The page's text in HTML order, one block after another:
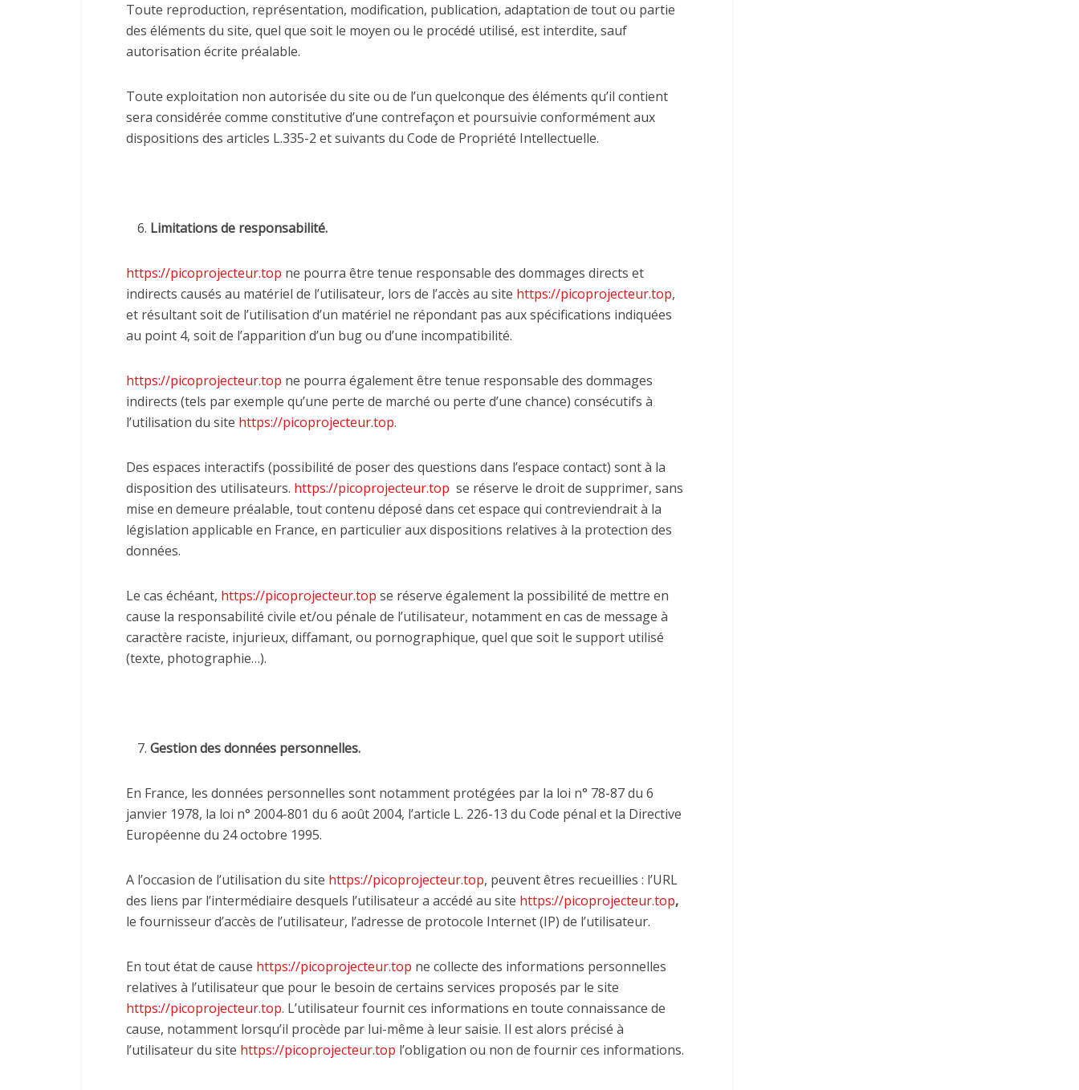
Toute reproduction, représentation, modification, publication, adaptation de tout ou partie
des éléments du site, quel que soit le moyen ou le procédé utilisé, est interdite, sauf
autorisation écrite préalable.
Toute exploitation non autorisée du site ou de l’un quelconque des éléments qu’il contient
sera considérée comme constitutive d’une contrefaçon et poursuivie conformément aux
dispositions des articles L.335-2 et suivants du Code de Propriété Intellectuelle.
Limitations de responsabilité.
https://picoprojecteur.top ne pourra être tenue responsable des dommages directs et
indirects causés au matériel de l’utilisateur, lors de l’accès au site https://picoprojecteur.top,
et résultant soit de l’utilisation d’un matériel ne répondant pas aux spécifications indiquées
au point 4, soit de l’apparition d’un bug ou d’une incompatibilité.
https://picoprojecteur.top ne pourra également être tenue responsable des dommages
indirects (tels par exemple qu’une perte de marché ou perte d’une chance) consécutifs à
l’utilisation du site https://picoprojecteur.top.
Des espaces interactifs (possibilité de poser des questions dans l’espace contact) sont à la
disposition des utilisateurs. https://picoprojecteur.top se réserve le droit de supprimer, sans
mise en demeure préalable, tout contenu déposé dans cet espace qui contreviendrait à la
législation applicable en France, en particulier aux dispositions relatives à la protection des
données.
Le cas échéant, https://picoprojecteur.top se réserve également la possibilité de mettre en
cause la responsabilité civile et/ou pénale de l’utilisateur, notamment en cas de message à
caractère raciste, injurieux, diffamant, ou pornographique, quel que soit le support utilisé
(texte, photographie…).
Gestion des données personnelles.
En France, les données personnelles sont notamment protégées par la loi n° 78-87 du 6
janvier 1978, la loi n° 2004-801 du 6 août 2004, l’article L. 226-13 du Code pénal et la Directive
Européenne du 24 octobre 1995.
A l’occasion de l’utilisation du site https://picoprojecteur.top, peuvent êtres recueillies : l’URL
des liens par l’intermédiaire desquels l’utilisateur a accédé au site https://picoprojecteur.top,
le fournisseur d’accès de l’utilisateur, l’adresse de protocole Internet (IP) de l’utilisateur.
En tout état de cause https://picoprojecteur.top ne collecte des informations personnelles
relatives à l’utilisateur que pour le besoin de certains services proposés par le site
https://picoprojecteur.top. L’utilisateur fournit ces informations en toute connaissance de
cause, notamment lorsqu’il procède par lui-même à leur saisie. Il est alors précisé à
l’utilisateur du site https://picoprojecteur.top l’obligation ou non de fournir ces informations.